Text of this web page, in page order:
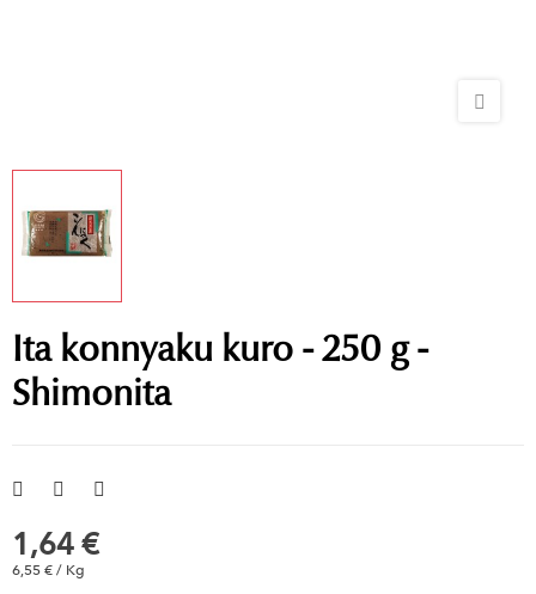
Ita konnyaku kuro - 250 g -
Shimonita
1,64 €
6,55 € / Kg